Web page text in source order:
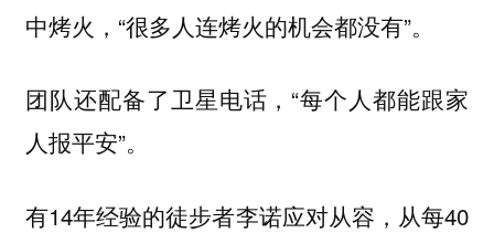
中烤火，“很多人连烤火的机会都没有”。
团队还配备了卫星电话，“每个人都能跟家
人报平安”。
有14年经验的徒步者李诺应对从容，从每40